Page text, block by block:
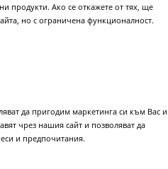
продукти. Ако се откажете от тях, ще
но с ограничена функционалност.
да пригодим маркетинга си към Вас и
чрез нашия сайт и позволяват да
и предпочитания.